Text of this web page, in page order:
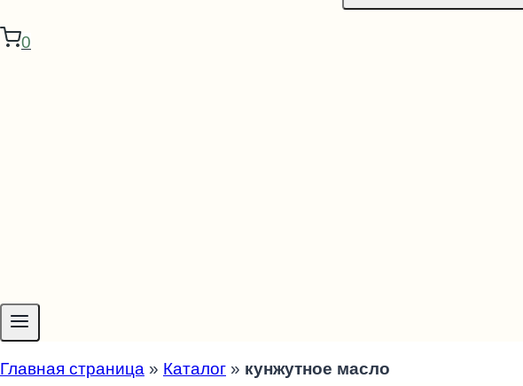
0
Главная страница » Каталог » кунжутное масло